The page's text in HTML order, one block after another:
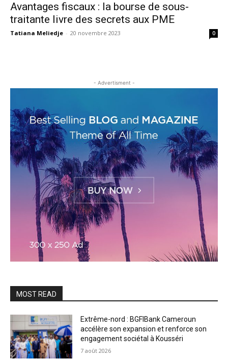
Avantages fiscaux : la bourse de sous-
traitante livre des secrets aux PME
Tatiana Meliedje - 20 novembre 2023 0
- Advertisment -
MOST READ
Extrême-nord : BGFIBank Cameroun
accélère son expansion et renforce son
engagement sociétal à Kousséri
7 août 2026